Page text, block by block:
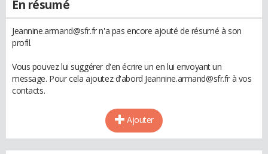
En résumé
Jeannine.armand@sfr.fr n'a pas encore ajouté de résumé à son
profil.
Vous pouvez lui suggérer d'en écrire un en lui envoyant un
message. Pour cela ajoutez d'abord Jeannine.armand@sfr.fr à vos
contacts.
Ajouter